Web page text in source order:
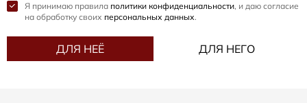
Я принимаю правила политики конфиденциальности, и даю согласие
на обработку своих персональных данных.
ДЛЯ НЕЁ ДЛЯ НЕГО